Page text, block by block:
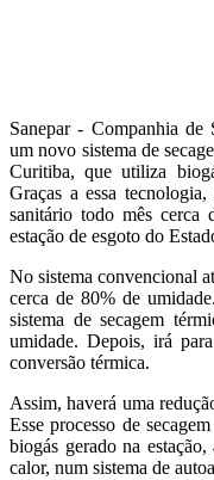
Sanepar - Companhia de
um novo sistema de
Curitiba, que utiliza
Graças a essa
sanitário todo mês cerca
estação de esgoto do
No sistema convencional
cerca de 80% de
sistema de secagem
umidade. Depois, irá
conversão térmica.
Assim, haverá uma
Esse processo de
biogás gerado na
calor, num sistema de